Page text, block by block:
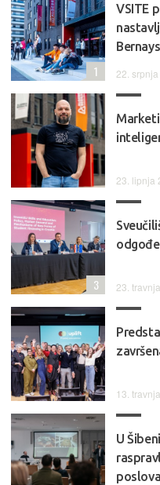
VSITE
Bernays
22. srpnja
1
23. lipnja
23.
3
13.
U